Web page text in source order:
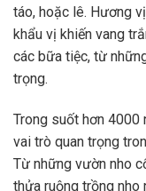
táo, hoặc lê. Hương
khẩu vị khiến vang
các bữa tiệc, từ
trọng.
Trong suốt hơn
vai trò quan trọng
Từ những vườn nho
thửa ruộng trồng nho